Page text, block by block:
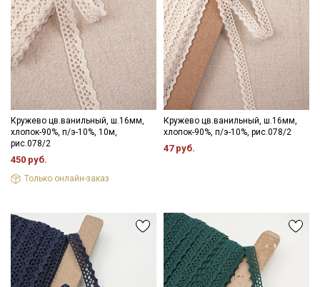
Кружево цв.ванильный, ш.16мм,
хлопок-90%, п/э-10%, 10м,
рис.078/2
450 руб.
Только онлайн-заказ
Кружево цв.ванильный, ш.16мм,
хлопок-90%, п/э-10%, рис.078/2
47 руб.
ДаюСогласие на получение рекламных и
информационных рассылок